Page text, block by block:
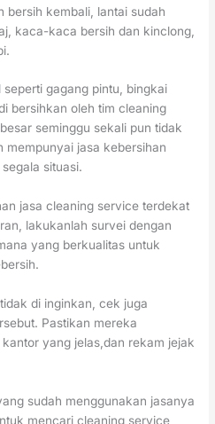
bersih kembali, lantai sudah
kaca-kaca bersih dan kinclong,
gagang pintu, bingkai
bersihkan oleh tim cleaning
seminggu sekali pun tidak
mempunyai jasa kebersihan
situasi.
jasa cleaning service terdekat
lakukanlah survei dengan
yang berkualitas untuk
di inginkan, cek juga
Pastikan mereka
yang jelas,dan rekam jejak
sudah menggunakan jasanya
mencari cleaning service